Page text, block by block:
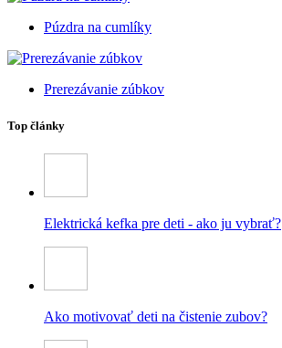
Púzdra na cumlíky
Prerezávanie zúbkov
Top články
Elektrická kefka pre deti - ako ju vybrať?
Ako motivovať deti na čistenie zubov?